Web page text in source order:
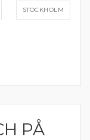
STOCKHOLM
PÅ